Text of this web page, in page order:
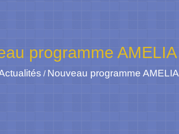
programme AMELIA
/ Nouveau programme AMELIA